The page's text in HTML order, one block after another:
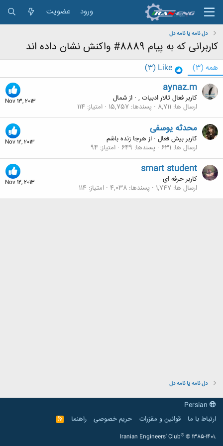
ورود عضویت
دل نامه یا نامه دل
کاربرانی که به پیام 8889# واکنش نشان داده اند
همه (3)
Like
(3)
Nov 13, 2013
aynaz.m
کاربر فعال تالار ادبیات , · ازشمال
ارسال ها 8,711 پسندها 15,757 امتیاز 114
Nov 12, 2013
محدثه یوسفی
کاربر بیش فعال · از هرجا زنده باشم
ارسال ها 631 پسندها 649 امتیاز 94
Nov 12, 2013
smart student
کاربر حرفه ای
ارسال ها 1,747 پسندها 4,038 امتیاز 114
دل نامه یا نامه دل
ارتباط با ما
قوانین و مقرّرات حریم خصوصی راهنما
R
S
Iranian Engineers' Club® © 1385-1401.